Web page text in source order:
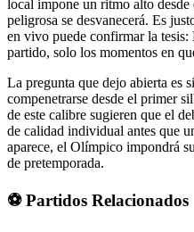
local impone un ritmo alto
peligrosa se desvanecerá. Es
en vivo puede confirmar la
partido, solo los momentos en
La pregunta que dejo abierta es
compenetrarse desde el primer
de este calibre sugieren que el
de calidad individual antes que
aparece, el Olímpico impondrá
de pretemporada.
⚽ Partidos Relacionados